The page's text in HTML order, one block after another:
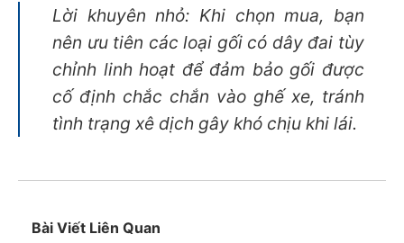
Lời khuyên nhỏ: Khi chọn mua, bạn
nên ưu tiên các loại gối có dây đai tùy
chỉnh linh hoạt để đảm bảo gối được
cố định chắc chắn vào ghế xe, tránh
tình trạng xê dịch gây khó chịu khi lái.
Bài Viết Liên Quan